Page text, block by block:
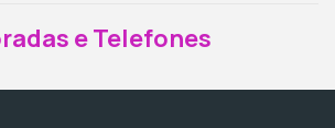
e Telefones